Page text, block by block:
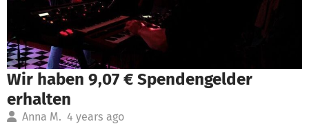
Wir haben 9,07 € Spendengelder
erhalten
Anna M. 4 years ago